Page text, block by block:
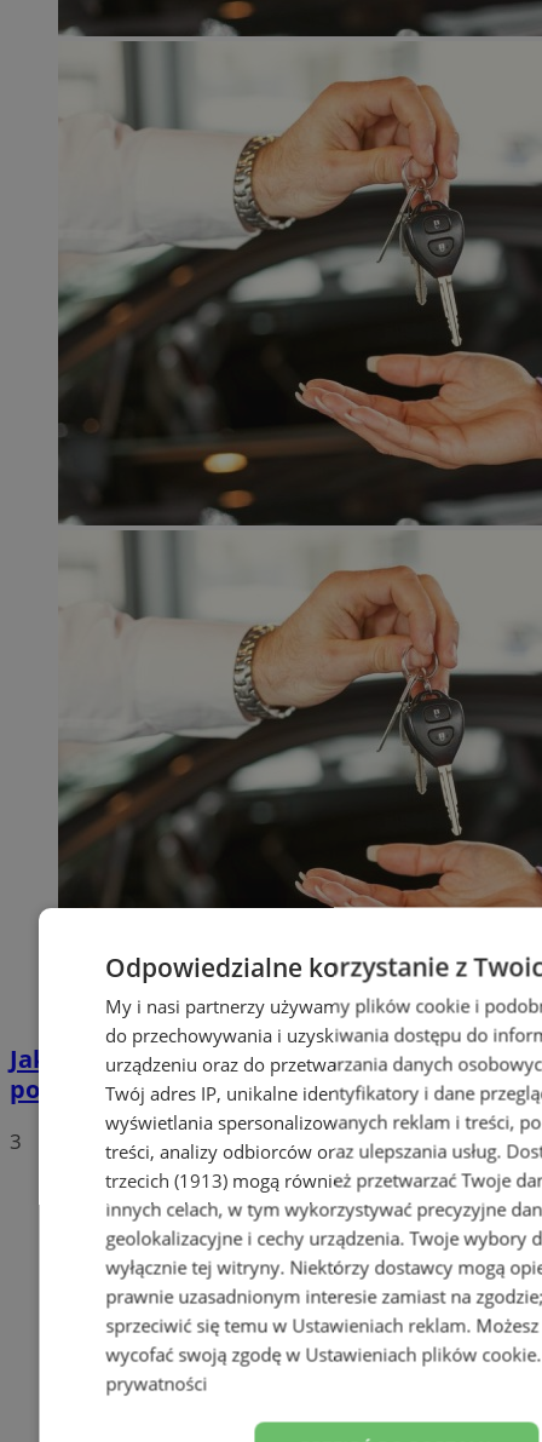
Jakie auta jeżdżą po tyskich, śląskich i
polskich drogach? Te wyniki Was zaskoczą!
3
Odpowiedzialne korzystanie z
My i nasi partnerzy używamy plików cookie i
do przechowywania i uzyskiwania dostępu do
urządzeniu oraz do przetwarzania danych
Twój adres IP, unikalne identyfikatory i dane
wyświetlania spersonalizowanych reklam i treści,
treści, analizy odbiorców oraz ulepszania usług.
trzecich (1913) mogą również przetwarzać Twoje
innych celach, w tym wykorzystywać precyzyjne
geolokalizacyjne i cechy urządzenia. Twoje wybory
wyłącznie tej witryny. Niektórzy dostawcy mogą
prawnie uzasadnionym interesie zamiast na
sprzeciwić się temu w Ustawieniach reklam.
wycofać swoją zgodę w Ustawieniach plików cookie
prywatności